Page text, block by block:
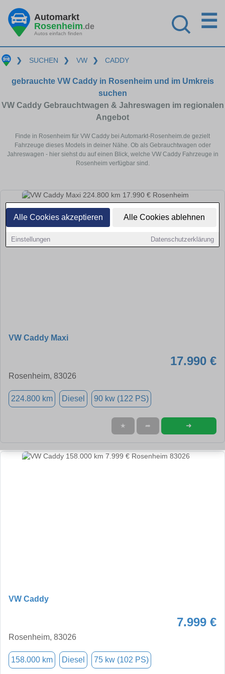
Alle Cookies akzeptieren Alle Cookies ablehnen
Einstellungen Datenschutzerklärung
Automarkt
Rosenheim.de
Autos einfach finden
☰
❯ SUCHEN ❯ VW ❯ CADDY
gebrauchte VW Caddy in Rosenheim und im Umkreis
suchen
VW Caddy Gebrauchtwagen & Jahreswagen im regionalen
Angebot
Finde in Rosenheim für VW Caddy bei Automarkt-Rosenheim.de gezielt
Fahrzeuge dieses Models in deiner Nähe. Ob als Gebrauchtwagen oder
Jahreswagen - hier siehst du auf einen Blick, welche VW Caddy Fahrzeuge in
Rosenheim verfügbar sind.
VW Caddy Maxi
17.990 €
Rosenheim, 83026
224.800 km Diesel 90 kw (122 PS)
★ ➦ ➜
VW Caddy
7.999 €
Rosenheim, 83026
158.000 km Diesel 75 kw (102 PS)